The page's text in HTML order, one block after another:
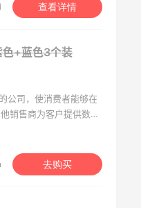
查看详情
+蓝色3个装
公司，使消费者能够在
销售商为客户提供数千
去购买